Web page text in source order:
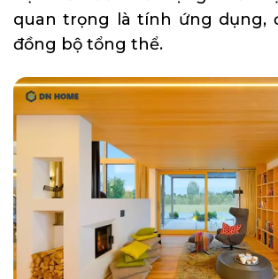
quan trọng là tính ứng dụng,
đồng bộ tổng thể.